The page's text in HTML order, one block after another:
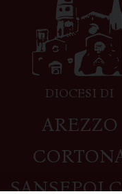
DIOCESI DI
AREZZO